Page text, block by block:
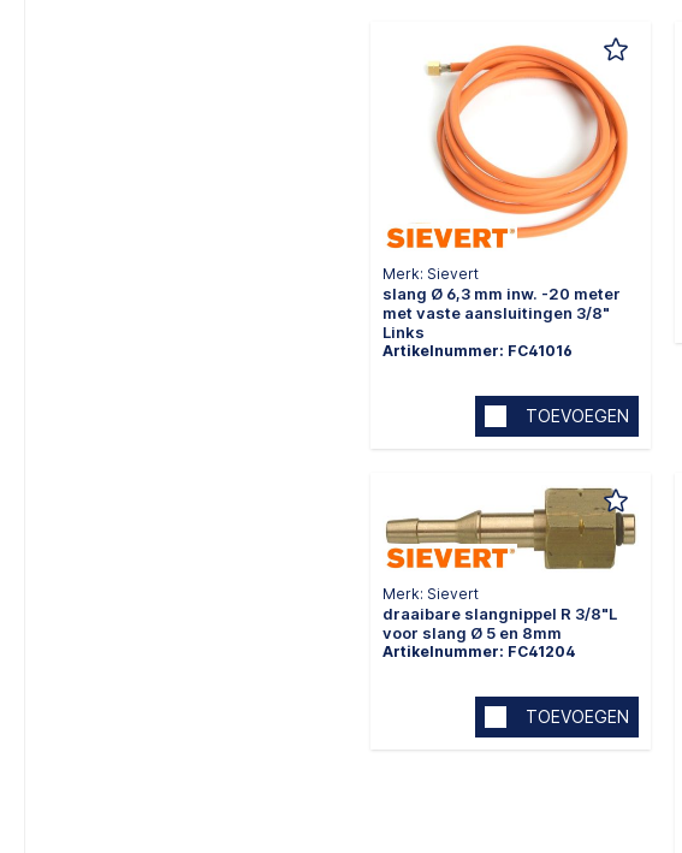
Merk: Sievert
slang Ø 6,3 mm inw. -20 meter
met vaste aansluitingen 3/8"
Links
Artikelnummer: FC41016
TOEVOEGEN
Merk: Sievert
draaibare slangnippel R 3/8"L
voor slang Ø 5 en 8mm
Artikelnummer: FC41204
TOEVOEGEN